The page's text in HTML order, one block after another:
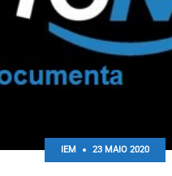
IEM 23 MAIO 2020